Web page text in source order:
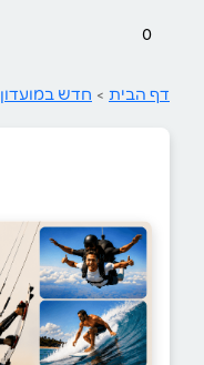
0
דף הבית > חדש במועדון